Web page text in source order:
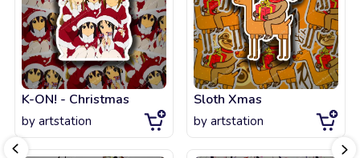
K-ON! - Christmas
by artstation
Sloth Xmas
by artstation